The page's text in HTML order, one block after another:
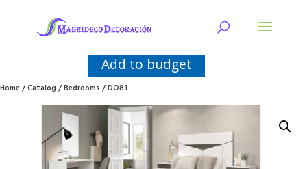
Add to budget
Home/Catalog/Bedrooms/ DO81